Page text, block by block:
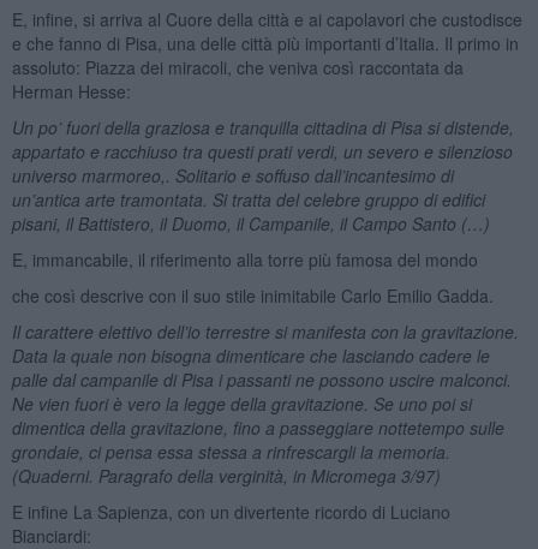
E, infine, si arriva al Cuore della città e ai capolavori che custodisce
e che fanno di Pisa, una delle città più importanti d’Italia. Il primo in
assoluto: Piazza dei miracoli, che veniva così raccontata da
Herman Hesse:
Un po’ fuori della graziosa e tranquilla cittadina di Pisa si distende,
appartato e racchiuso tra questi prati verdi, un severo e silenzioso
universo marmoreo,. Solitario e soffuso dall’incantesimo di
un’antica arte tramontata. Si tratta del celebre gruppo di edifici
pisani, il Battistero, il Duomo, il Campanile, il Campo Santo (…)
E, immancabile, il riferimento alla torre più famosa del mondo
che così descrive con il suo stile inimitabile Carlo Emilio Gadda.
Il carattere elettivo dell’io terrestre si manifesta con la gravitazione.
Data la quale non bisogna dimenticare che lasciando cadere le
palle dal campanile di Pisa i passanti ne possono uscire malconci.
Ne vien fuori è vero la legge della gravitazione. Se uno poi si
dimentica della gravitazione, fino a passeggiare nottetempo sulle
grondaie, ci pensa essa stessa a rinfrescargli la memoria.
(Quaderni. Paragrafo della verginità, in Micromega 3/97)
E infine La Sapienza, con un divertente ricordo di Luciano
Bianciardi: